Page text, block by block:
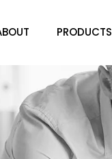
PRODUCTS